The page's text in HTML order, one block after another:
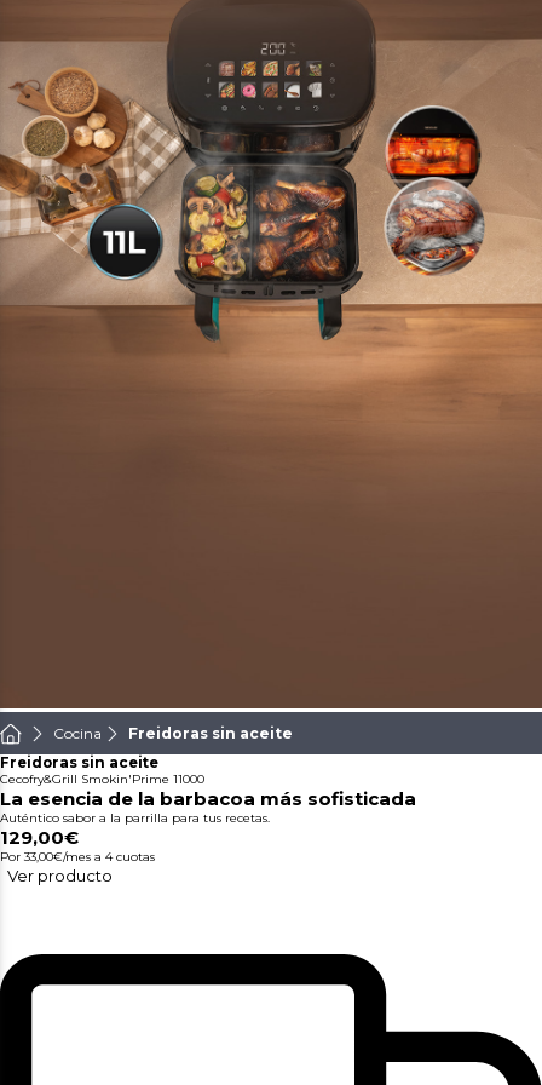
Cocina Freidoras sin aceite
Freidoras sin aceite
Cecofry&Grill Smokin'Prime 11000
La esencia de la barbacoa más sofisticada
Auténtico sabor a la parrilla para tus recetas.
129,00€
Por 33,00€/mes a 4 cuotas
Ver producto